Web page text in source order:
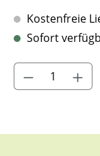
Kostenfreie
Sofort
Produkt Anzahl: